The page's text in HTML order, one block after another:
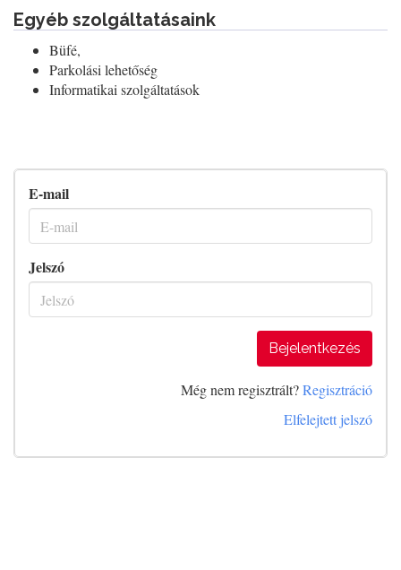
Egyéb szolgáltatásaink
Büfé,
Parkolási lehetőség
Informatikai szolgáltatások
E-mail
Jelszó
Bejelentkezés
Még nem regisztrált?Regisztráció
Elfelejtett jelszó